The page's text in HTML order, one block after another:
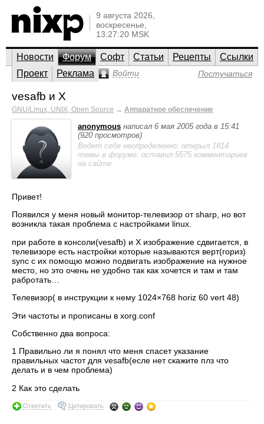
9 августа 2026,
воскресенье,
13:27:20 MSK
Новости Форум Софт Статьи Рецепты
Ссылки
Проект
Реклама Войти Постучаться
vesafb и X
GNU/Linux, UNIX, Open Source → Аппаратное обеспечение
anonymous написал 6 мая 2005 года в 15:41
(920 просмотров)
Ведет себя неопределенно; открыл 1814
темы в форуме, оставил 5575 комментариев
на сайте.
Привет!
Появился у меня новый монитор-телевизор от sharp, но вот
возникла такая проблема с настройками linux.
при работе в консоли(vesafb) и X изображение сдвигается, в
телевизоре есть настройки которые называются верт(гориз)
sync с их помощю можно подвигать изображение на нужное
место, но это очень не удобно так как хочется и там и там
рабротать…
Телевизор( в инструкции к нему 1024×768 horiz 60 vert 48)
Эти частоты и прописаны в xorg.conf
Собственно два вопроса:
1 Правильно ли я понял что меня спасет указание
правильных частот для vesafb(есле нет скажите плз что
делать и в чем проблема)
2 Как это сделать
Ответить Цитировать